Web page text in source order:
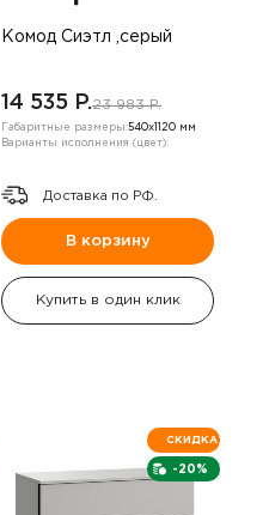
Комод Сиэтл ,серый
14 535 P.23 983 P.
Габаритные размеры:540х1120 мм
Варианты исполнения (цвет):
Доставка по РФ.
В корзину
Купить в один клик
-20%
СКИДКА